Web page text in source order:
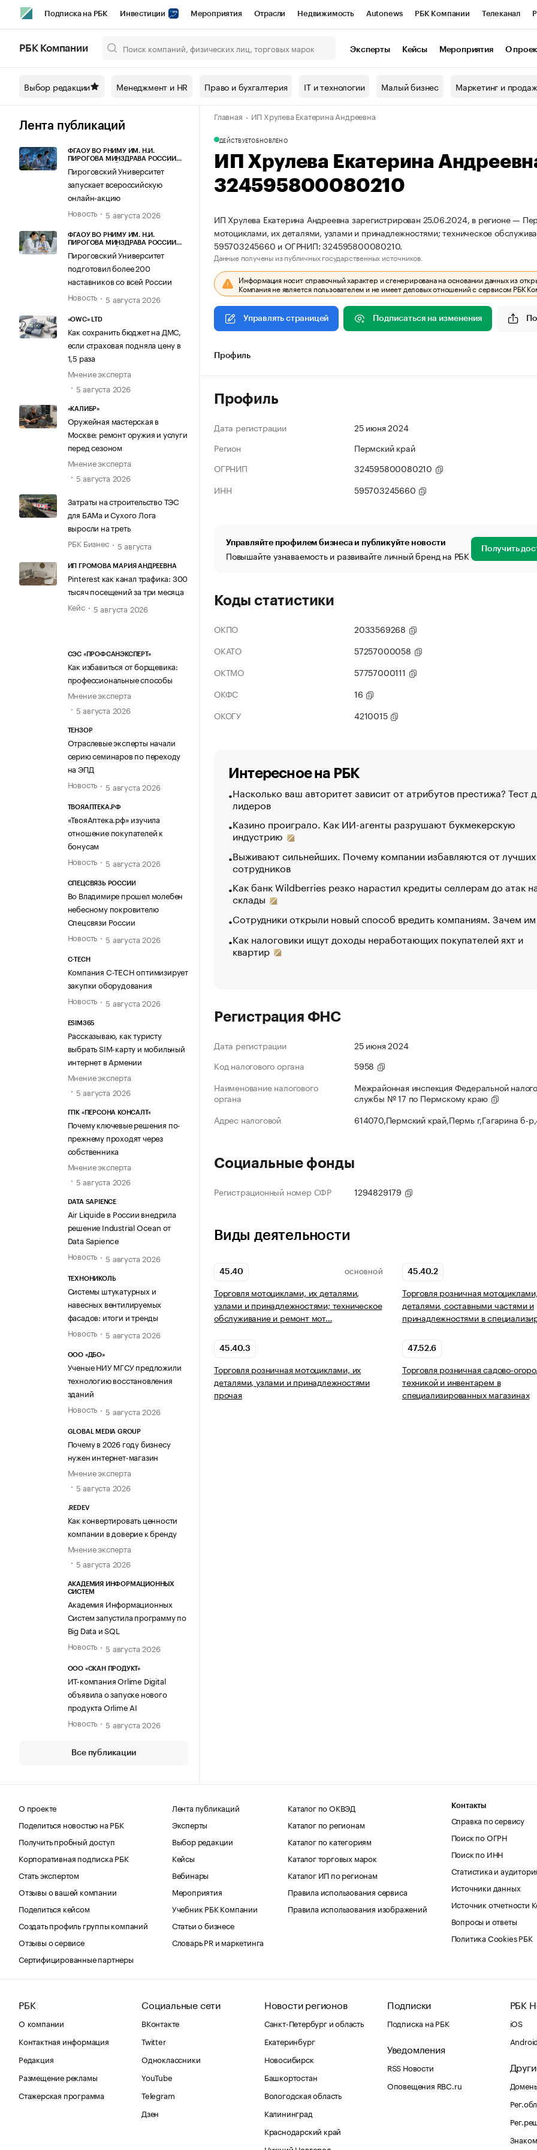
Подписка на РБК Инвестиции Мероприятия Отрасли Недвижимость Autonews РБК Компании Телеканал
Спецпроекты СПб Конференции СПб Спецпроекты Проверка контрагентов
Технологии и медиа Рынок наличной валюты
РБК Компании Эксперты Кейсы Мероприятия О
Выбор редакции Менеджмент и HR Право и бухгалтерия IT и технологии Малый бизнес Маркетинг и
Лента публикаций
ФГАОУ ВО РНИМУ ИМ. Н.И.
ПИРОГОВА МИНЗДРАВА РОССИИ
Пироговский Университет
запускает всероссийскую
онлайн-акцию
Новость
5 августа 2026
ФГАОУ ВО РНИМУ ИМ. Н.И.
ПИРОГОВА МИНЗДРАВА РОССИИ
Пироговский Университет
подготовил более 200
наставников со всей России
Новость
5 августа 2026
«OWC» LTD
Как сохранить бюджет на ДМС,
если страховая подняла цену в
1,5 раза
Мнение эксперта
5 августа 2026
«КАЛИБР»
Оружейная мастерская в
Москве: ремонт оружия и услуги
перед сезоном
Мнение эксперта
5 августа 2026
Затраты на строительство ТЭС
для БАМа и Сухого Лога
выросли на треть
РБК Бизнес
5 августа
ИП ГРОМОВА МАРИЯ АНДРЕЕВНА
Pinterest как канал трафика: 300
тысяч посещений за три месяца
Кейс
5 августа 2026
СЭС «ПРОФСАНЭКСПЕРТ»
Как избавиться от борщевика:
профессиональные способы
Мнение эксперта
5 августа 2026
ТЕНЗОР
Отраслевые эксперты начали
серию семинаров по переходу
на ЭПД
Новость
5 августа 2026
ТВОЯАПТЕКА.РФ
«ТвояАптека.рф» изучила
отношение покупателей к
бонусам
Новость
5 августа 2026
СПЕЦСВЯЗЬ РОССИИ
Во Владимире прошел молебен
небесному покровителю
Спецсвязи России
Новость
5 августа 2026
C-TECH
Компания C-TECH оптимизирует
закупки оборудования
Новость
5 августа 2026
ESIM365
Рассказываю, как туристу
выбрать SIM-карту и мобильный
интернет в Армении
Мнение эксперта
5 августа 2026
ГПК «ПЕРСОНА КОНСАЛТ»
Почему ключевые решения по-
прежнему проходят через
собственника
Мнение эксперта
5 августа 2026
DATA SAPIENCE
Air Liquide в России внедрила
решение Industrial Ocean от
Data Sapience
Новость
5 августа 2026
ТЕХНОНИКОЛЬ
Системы штукатурных и
навесных вентилируемых
фасадов: итоги и тренды
Новость
5 августа 2026
ООО «ДБО»
Ученые НИУ МГСУ предложили
технологию восстановления
зданий
Новость
5 августа 2026
GLOBAL MEDIA GROUP
Почему в 2026 году бизнесу
нужен интернет-магазин
Мнение эксперта
5 августа 2026
.REDEV
Как конвертировать ценности
компании в доверие к бренду
Мнение эксперта
5 августа 2026
АКАДЕМИЯ ИНФОРМАЦИОННЫХ
СИСТЕМ
Академия Информационных
Систем запустила программу по
Big Data и SQL
Новость
5 августа 2026
ООО «СКАН ПРОДУКТ»
ИТ-компания Orlime Digital
объявила о запуске нового
продукта Orlime AI
Новость
5 августа 2026
Все публикации
Главная ИП Хрулева Екатерина Андреевна
ДЕЙСТВУЕТОБНОВЛЕНО
ИП Хрулева Екатерина
324595800080210
ИП Хрулева Екатерина Андреевна зарегистрирован 25.06.2024, в регионе —
мотоциклами, их деталями, узлами и принадлежностями; техническое
595703245660 и ОГРНИП: 324595800080210.
Данные получены из публичных государственных источников.
Информация носит справочный характер и сгенерирована на основании данных из
Компания не является пользователем и не имеет деловых отношений с сервисом РБК
Управлять страницей Подписаться на изменения
Профиль
Профиль
Дата регистрации
25 июня 2024
Регион
Пермский край
ОГРНИП
324595800080210
ИНН
595703245660
Управляйте профилем бизнеса и публикуйте новости
Повышайте узнаваемость и развивайте личный бренд на РБК Получить
Коды статистики
ОКПО
2033569268
ОКАТО
57257000058
ОКТМО
57757000111
ОКФС
16
ОКОГУ
4210015
Интересное на РБК
Насколько ваш авторитет зависит от атрибутов престижа? Тест
лидеров
Казино проиграло. Как ИИ-агенты разрушают букмекерскую
индустрию
Выживают сильнейших. Почему компании избавляются от лучших
сотрудников
Как банк Wildberries резко нарастил кредиты селлерам до атак
склады
Сотрудники открыли новый способ вредить компаниям. Зачем
Как налоговики ищут доходы неработающих покупателей яхт и
квартир
Регистрация ФНС
Дата регистрации
25 июня 2024
Код налогового органа
5958
Наименование налогового
органа
Межрайонная инспекция Федеральной
службы № 17 по Пермскому краю
Адрес налоговой
614070,Пермский край,Пермь г,Гагарина б-
Социальные фонды
Регистрационный номер СФР 1294829179
Виды деятельности
45.40 ОСНОВНОЙ
Торговля мотоциклами, их деталями,
узлами и принадлежностями; техническое
обслуживание и ремонт мот…
45.40.2
Торговля розничная
деталями, составными частями и
принадлежностями в
45.40.3
Торговля розничная мотоциклами, их
деталями, узлами и принадлежностями
прочая
47.52.6
Торговля розничная садово-
техникой и инвентарем в
специализированных магазинах
О проекте
Поделиться новостью на РБК
Получить пробный доступ
Корпоративная подписка РБК
Стать экспертом
Отзывы о вашей компании
Поделиться кейсом
Создать профиль группы компаний
Отзывы о сервисе
Сертифицированные партнеры
Лента публикаций
Эксперты
Выбор редакции
Кейсы
Вебинары
Мероприятия
Учебник РБК Компании
Статьи о бизнесе
Словарь PR и маркетинга
Каталог по ОКВЭД
Каталог по регионам
Каталог по категориям
Каталог торговых марок
Каталог ИП по регионам
Правила использования сервиса
Правила использования изображений
Контакты
Справка по сервису
Поиск по ОГРН
Поиск по ИНН
Статистика и
Источники данных
Источник отчетности
Вопросы и ответы
Политика Cookies РБК
РБК
О компании
Контактная информация
Редакция
Размещение рекламы
Стажерская программа
Социальные сети
ВКонтакте
Twitter
Одноклассники
YouTube
Telegram
Дзен
Новости регионов
Санкт-Петербург и область
Екатеринбург
Новосибирск
Башкортостан
Вологодская область
Калининград
Краснодарский край
Подписки
Подписка на РБК
Уведомления
RSS Новости
Оповещения RBC.ru
РБК
iOS